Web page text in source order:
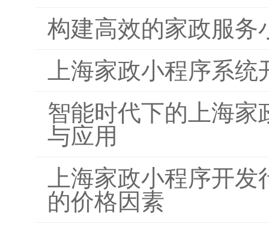
构建高效的家政服务
上海家政小程序系
智能时代下的上海家
与应用
上海家政小程序开
的价格因素